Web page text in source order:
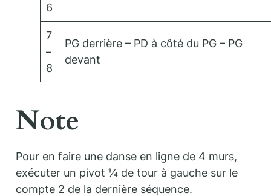
6
7
–
8
PG derrière – PD à côté du PG – PG
devant
Note
Pour en faire une danse en ligne de 4 murs,
exécuter un pivot ¼ de tour à gauche sur le
compte 2 de la dernière séquence.